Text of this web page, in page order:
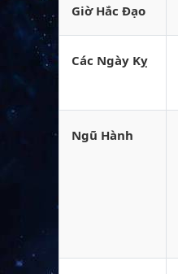
Giờ Hắc Đạo
Các Ngày Kỵ
Ngũ Hành